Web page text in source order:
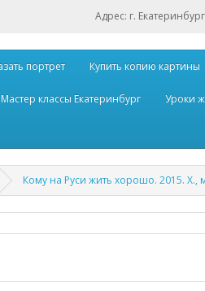
Адрес: г.
портрет Купить копию картины
Мастер классы Екатеринбург Уроки
Кому на Руси жить хорошо. 2015. Х.,